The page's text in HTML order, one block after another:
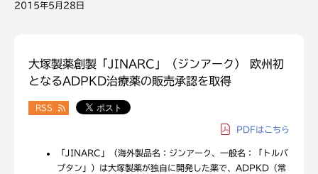
2015年5月28日
大塚製薬創製「JINARC」（ジンアーク） 欧州初
となるADPKD治療薬の販売承認を取得
RSS
PDFはこちら
「JINARC」（海外製品名：ジンアーク、一般名：「トルバ
プタン」）は大塚製薬が独自に開発した薬で、ADPKD（常